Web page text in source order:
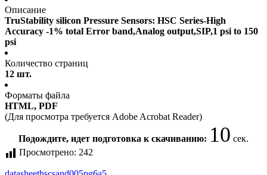
Описание
TruStability silicon Pressure Sensors: HSC Series-High
Accuracy -1% total Error band,Analog output,SIP,1 psi to 150
psi
Количество страниц
12 шт.
Форматы файла
HTML, PDF
(Для просмотра требуется Adobe Acrobat Reader)
Подождите, идет подготовка к скачиванию:9сек.
Просмотрено: 242